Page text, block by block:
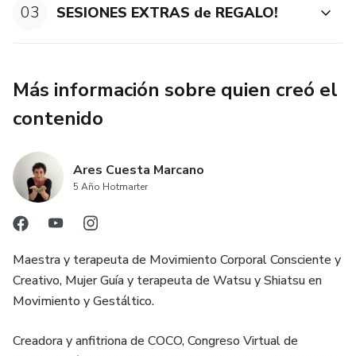
 Ser más libre gracias a conocerte y dar valor a lo que
cuerpo, de tu mente y de tu alma.
 Elevar tu vibración solo por el hecho de dedicarte un
 Honrarte y empoderarte a través de la conexión tu
cuerpo
ti.
 Aprender y practicar una manera diferente de hacer tu
03 SESIONES EXTRAS de REGALO!
Más información sobre quien creó el
contenido
Ares Cuesta Marcano
5 Año Hotmarter
Maestra y terapeuta de Movimiento Corporal Consciente y
Creativo, Mujer Guía y terapeuta de Watsu y Shiatsu en
Movimiento y Gestáltico.
Creadora y anfitriona de COCO, Congreso Virtual de